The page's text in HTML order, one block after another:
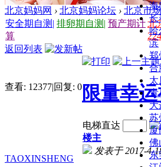
海
长
哈
滨
郑
合
太
青
大
苏
厦
佛
东
北京妈妈网 › 北京妈妈论坛 › 北京市场
安全期自测 | 排卵期自测 | 预产期计
算
北
返回列表
查看: 12377|回复: 0 限量幸
TAOXINSHENG
电梯直达
楼主
发表于 2017-4-